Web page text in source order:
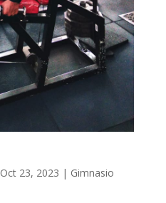
Oct 23, 2023 | Gimnasio